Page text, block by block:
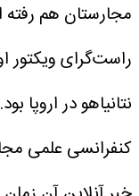
مجارستان هم
راست‌گرای ویکتور
کنفرانسی علمی